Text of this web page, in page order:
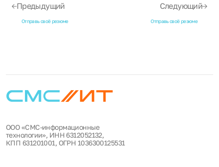
Предыдущий
Отправь своё резюме
Следующий
Отправь своё резюме
ООО «СМС-информационные
технологии», ИНН 6312052132,
КПП 631201001, ОГРН 1036300125531